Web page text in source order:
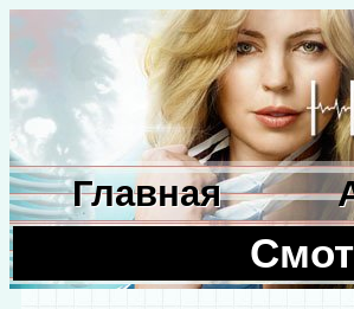
Главная